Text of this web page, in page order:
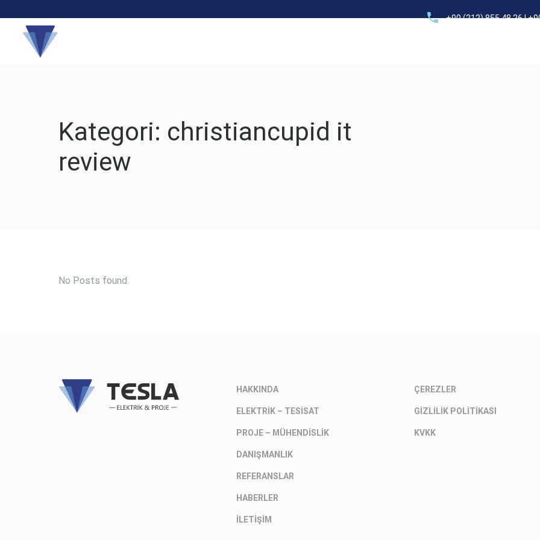
+90 (212) 855 48 26 |
Kategori: christiancupid it
review
No Posts found.
HAKKINDA
ELEKTRIK – TESISAT
PROJE – MÜHENDISLIK
DANIŞMANLIK
REFERANSLAR
HABERLER
İLETIŞIM
ÇEREZLER
GIZLILIK POLITIKASI
KVKK